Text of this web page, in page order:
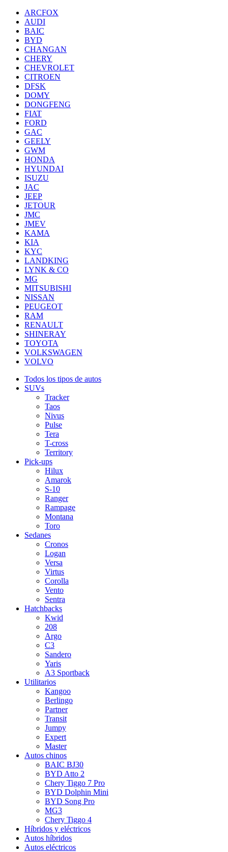
ARCFOX
AUDI
BAIC
BYD
CHANGAN
CHERY
CHEVROLET
CITROEN
DFSK
DOMY
DONGFENG
FIAT
FORD
GAC
GEELY
GWM
HONDA
HYUNDAI
ISUZU
JAC
JEEP
JETOUR
JMC
JMEV
KAMA
KIA
KYC
LANDKING
LYNK & CO
MG
MITSUBISHI
NISSAN
PEUGEOT
RAM
RENAULT
SHINERAY
TOYOTA
VOLKSWAGEN
VOLVO
Todos los tipos de autos
SUVs
Tracker
Taos
Nivus
Pulse
Tera
T-cross
Territory
Pick-ups
Hilux
Amarok
S-10
Ranger
Rampage
Montana
Toro
Sedanes
Cronos
Logan
Versa
Virtus
Corolla
Vento
Sentra
Hatchbacks
Kwid
208
Argo
C3
Sandero
Yaris
A3 Sportback
Utilitarios
Kangoo
Berlingo
Partner
Transit
Jumpy
Expert
Master
Autos chinos
BAIC BJ30
BYD Atto 2
Chery Tiggo 7 Pro
BYD Dolphin Mini
BYD Song Pro
MG3
Chery Tiggo 4
Híbridos y eléctricos
Autos híbridos
Autos eléctricos